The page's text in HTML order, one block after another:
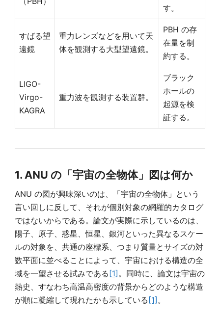
す。
すばる望
遠鏡
重力レンズなどを用いて天
体を観測する大型望遠鏡。
PBH の存
在量を制
約する。
LIGO-
Virgo-
KAGRA
重力波を観測する装置群。
ブラック
ホールの
起源を検
証する。
1. ANU の「宇宙の全物体」図は何か
ANU の図が興味深いのは、「宇宙の全物体」という
言い回しに反して、それが個別対象の網羅的カタログ
ではないからである。論文が実際に示しているのは、
陽子、原子、惑星、恒星、銀河といった異なるスケー
ルの対象を、共通の座標系、つまり質量とサイズの対
数平面に並べることによって、宇宙における構造の全
域を一望させる試みである [1] 。同時に、論文は宇宙の
熱史、すなわち高温高密度の背景からどのような構造
が順に凝縮して現れたかも示している [1] 。